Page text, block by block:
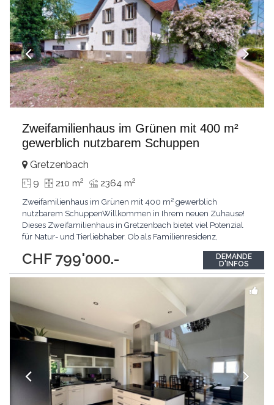
Zweifamilienhaus im Grünen mit 400 m²
gewerblich nutzbarem Schuppen
CHF 799'000.-
Gretzenbach
9 210 m2 2364 m2
Zweifamilienhaus im Grünen mit 400 m² gewerblich
nutzbarem SchuppenWillkommen in Ihrem neuen Zuhause!
Dieses Zweifamilienhaus in Gretzenbach bietet viel Potenzial
für Natur- und Tierliebhaber. Ob als Familienresidenz,
rund 400 m² Schuppenflächen welche für Gewerbliche
Nutzung eingetragen sind, gibt es dazu. Das weitläufige
DEMANDE
D'INFOS